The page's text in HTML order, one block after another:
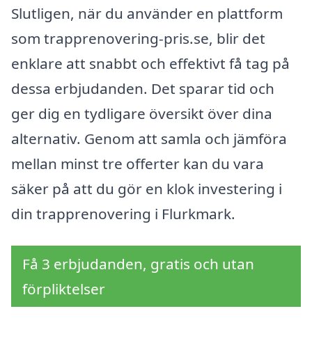
Slutligen, när du använder en plattform
som trapprenovering-pris.se, blir det
enklare att snabbt och effektivt få tag på
dessa erbjudanden. Det sparar tid och
ger dig en tydligare översikt över dina
alternativ. Genom att samla och jämföra
mellan minst tre offerter kan du vara
säker på att du gör en klok investering i
din trapprenovering i Flurkmark.
Få 3 erbjudanden, gratis och utan
förpliktelser